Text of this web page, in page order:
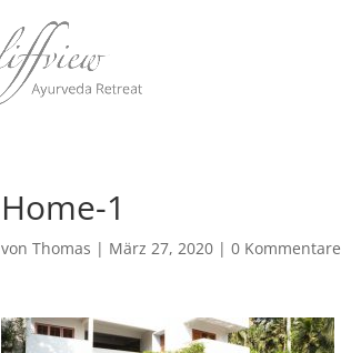
Home-1
von Thomas | März 27, 2020 | 0 Kommentare